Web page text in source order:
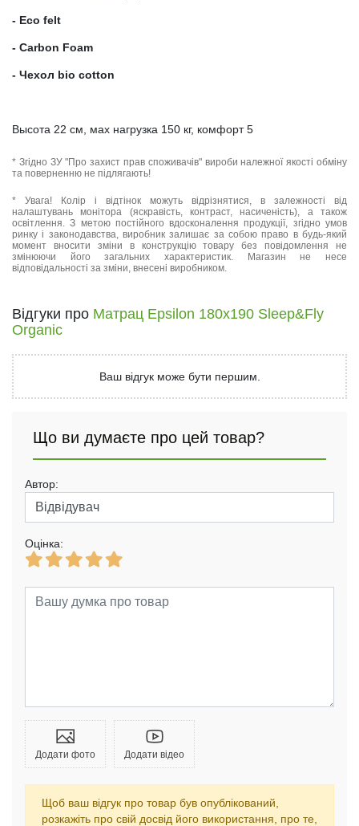
- Eco felt
- Carbon Foam
- Чехол bio cotton
Высота 22 см, мах нагрузка 150 кг, комфорт 5
* Згідно ЗУ "Про захист прав споживачів" вироби належної якості обміну
та поверненню не підлягають!
* Увага! Колір і відтінок можуть відрізнятися, в залежності від
налаштувань монітора (яскравість, контраст, насиченість), а також
освітлення. З метою постійного вдосконалення продукції, згідно умов
ринку і законодавства, виробник залишає за собою право в будь-який
момент вносити зміни в конструкцію товару без повідомлення не
змінюючи його загальних характеристик. Магазин не несе
відповідальності за зміни, внесені виробником.
Відгуки про Матрац Epsilon 180x190 Sleep&Fly
Organic
Ваш відгук може бути першим.
Що ви думаєте про цей товар?
Автор:
Оцінка:
Додати фото Додати відео
Щоб ваш відгук про товар був опублікований,
розкажіть про свій досвід його використання, про те,